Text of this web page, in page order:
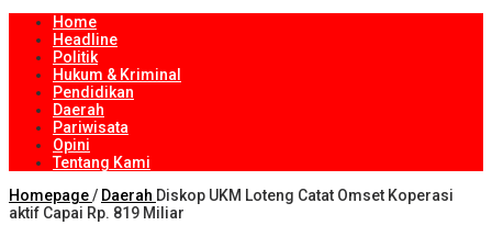
Home
Headline
Politik
Hukum & Kriminal
Pendidikan
Daerah
Pariwisata
Opini
Tentang Kami
Homepage/ Daerah Diskop UKM Loteng Catat Omset Koperasi
aktif Capai Rp. 819 Miliar